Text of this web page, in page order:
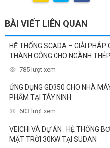
BÀI VIẾT LIÊN QUAN
HỆ THỐNG SCADA – GIẢI PHÁP
THÀNH CÔNG CHO NGÀNH
785 lượt xem
ỨNG DỤNG GD350 CHO NHÀ
PHẨM TẠI TÂY NINH
603 lượt xem
VEICHI VÀ DỰ ÁN : HỆ THỐNG
MẶT TRỜI 30KW TẠI SUDAN